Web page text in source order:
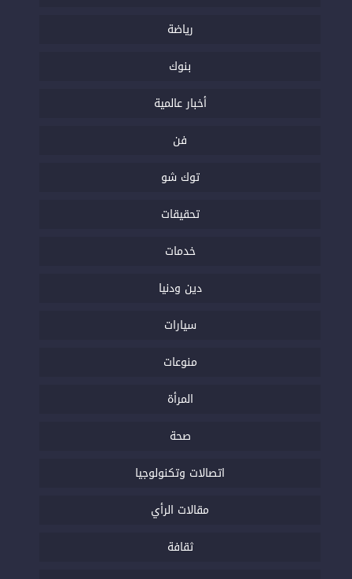
رياضة
بنوك
أخبار عالمية
فن
توك شو
تحقيقات
خدمات
دين ودنيا
سيارات
منوعات
المرأة
صحة
اتصالات وتكنولوجيا
مقالات الرأي
ثقافة